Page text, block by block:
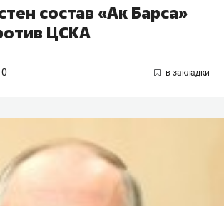
состав «Ак Барса»
ЦСКА
0